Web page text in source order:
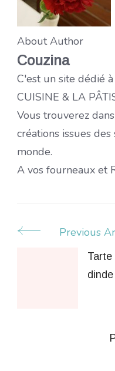
About Author
Couzina
C'est un site dédié
CUISINE & LA
Vous trouverez
créations issues
monde.
A vos fourneaux et
Post
Navigation
Previous
dinde